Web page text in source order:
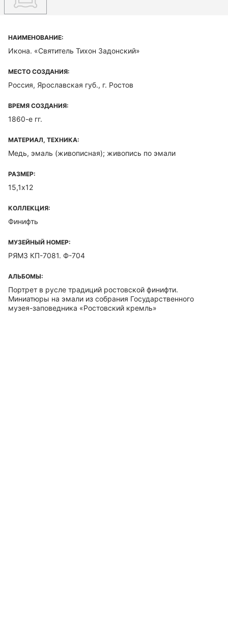
НАИМЕНОВАНИЕ:
Икона. «Святитель Тихон Задонский»
МЕСТО СОЗДАНИЯ:
Россия, Ярославская губ., г. Ростов
ВРЕМЯ СОЗДАНИЯ:
1860-е гг.
МАТЕРИАЛ, ТЕХНИКА:
Медь, эмаль (живописная); живопись по эмали
РАЗМЕР:
15,1х12
КОЛЛЕКЦИЯ:
Финифть
МУЗЕЙНЫЙ НОМЕР:
РЯМЗ КП-7081. Ф-704
АЛЬБОМЫ:
Портрет в русле традиций ростовской финифти.
Миниатюры на эмали из собрания Государственного
музея-заповедника «Ростовский кремль»